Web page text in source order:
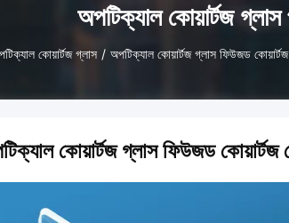
অপটিক্যাল কোয়ার্টজ
কোয়ার্টজ গ্লাস / অপটিক্যাল কোয়ার্টজ গ্লাস ফিউজড
কোয়ার্টজ গ্লাস ফিউজড